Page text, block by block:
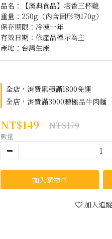
品名：【漢典食品】塔香三杯雞
重量：250g（內含固形物170g）
保存期限：冷凍一年
有效日期：依產品標示為主
產地：台灣生產
全店，消費累積滿1800免運
全店，消費滿3000贈極品牛肉麵
NT$149 NT$179
數量
加入購物車
加入追